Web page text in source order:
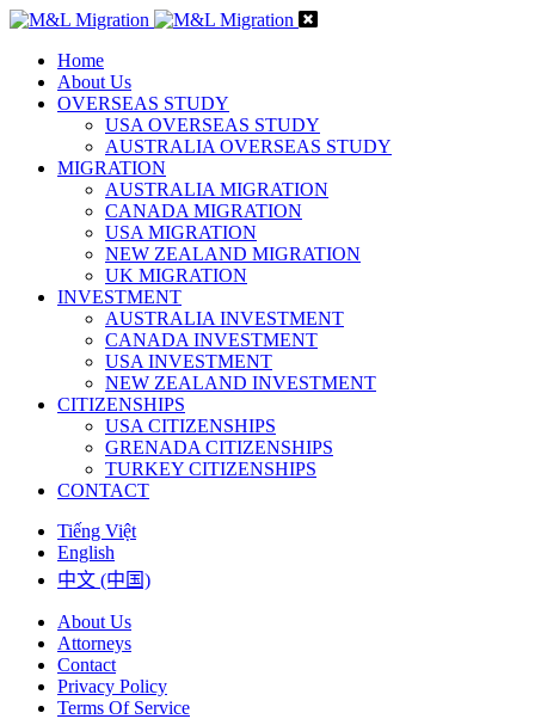
Home
About Us
OVERSEAS STUDY
USA OVERSEAS STUDY
AUSTRALIA OVERSEAS STUDY
MIGRATION
AUSTRALIA MIGRATION
CANADA MIGRATION
USA MIGRATION
NEW ZEALAND MIGRATION
UK MIGRATION
INVESTMENT
AUSTRALIA INVESTMENT
CANADA INVESTMENT
USA INVESTMENT
NEW ZEALAND INVESTMENT
CITIZENSHIPS
USA CITIZENSHIPS
GRENADA CITIZENSHIPS
TURKEY CITIZENSHIPS
CONTACT
Tiếng Việt
English
中文 (中国)
About Us
Attorneys
Contact
Privacy Policy
Terms Of Service